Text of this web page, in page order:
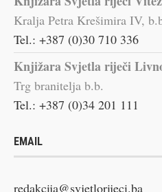
Kralja Petra Krešimira IV,
Tel.: +387 (0)30 710 336
Knjižara Svjetla riječi
Trg branitelja b.b.
Tel.: +387 (0)34 201 111
EMAIL
redakcija@svjetlorijeci.ba